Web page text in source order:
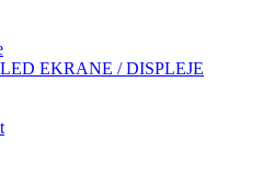
EKRANE / DISPLEJE